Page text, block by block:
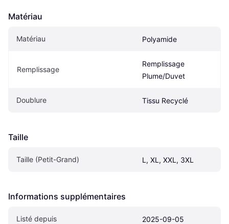
Matériau
Matériau Polyamide
Remplissage
Remplissage
Plume/Duvet
Doublure Tissu Recyclé
Taille
Taille (Petit-Grand) L, XL, XXL, 3XL
Informations supplémentaires
Listé depuis 2025-09-05